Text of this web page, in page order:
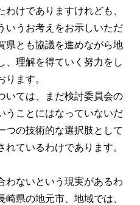
けでありますけれども、
いうお考えをお示しいただ
県とも協議を進めながら地
、理解を得ていく努力をし
ます。
ては、まだ検討委員会の
うことにはなっていないだ
つの技術的な選択肢として
ているわけであります。
わないという現実があるわ
県の地元市、地域では、